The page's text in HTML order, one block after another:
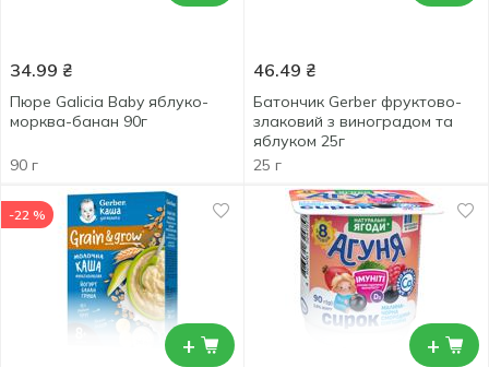
34.99 ₴
Пюре Galicia Baby яблуко-
морква-банан 90г
90 г
46.49 ₴
Батончик Gerber фруктово-
злаковий з виноградом та
яблуком 25г
25 г
+
-22 %
+